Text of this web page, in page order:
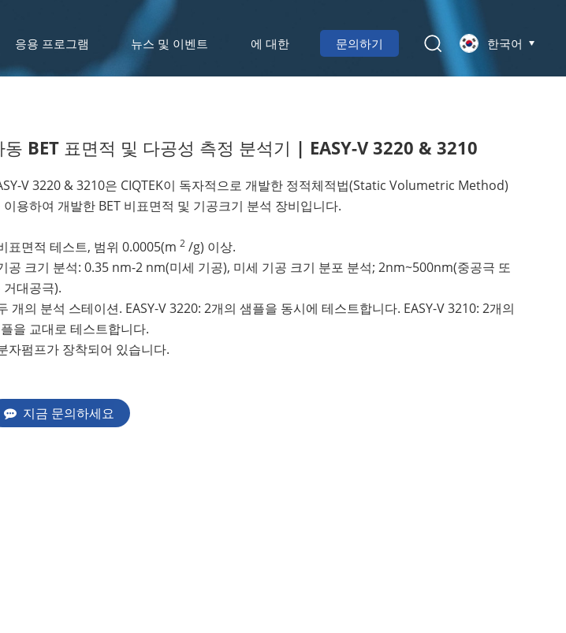
응용 프로그램 뉴스 및 이벤트 에 대한 문의하기 한국어
동 BET 표면적 및 다공성 측정 분석기 | EASY-V 3220 & 3210
V 3220 & 3210은 CIQTEK이 독자적으로 개발한 정적체적법(Static Volumetric Method)
이용하여 개발한 BET 비표면적 및 기공크기 분석 장비입니다.
표면적 테스트, 범위 0.0005(m 2/g) 이상.
공 크기 분석: 0.35 nm-2 nm(미세 기공), 미세 기공 크기 분포 분석; 2nm~500nm(중공극 또
거대공극).
개의 분석 스테이션. EASY-V 3220: 2개의 샘플을 동시에 테스트합니다. EASY-V 3210: 2개의
을 교대로 테스트합니다.
자펌프가 장착되어 있습니다.
지금 문의하세요